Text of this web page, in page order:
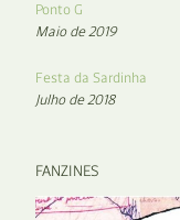
Ponto G
Maio de 2019
Festa da Sardinha
Julho de 2018
FANZINES